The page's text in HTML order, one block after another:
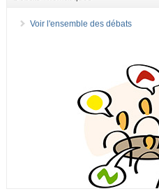
Voir l'ensemble des débats